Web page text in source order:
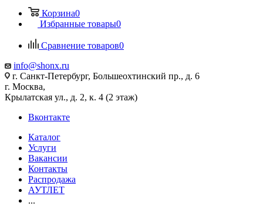
Корзина0
Избранные товары0
Сравнение товаров0
info@shonx.ru
г. Санкт-Петербург, Большеохтинский пр., д. 6
г. Москва,
Крылатская ул., д. 2, к. 4 (2 этаж)
Вконтакте
Каталог
Услуги
Вакансии
Контакты
Распродажа
АУТЛЕТ
...